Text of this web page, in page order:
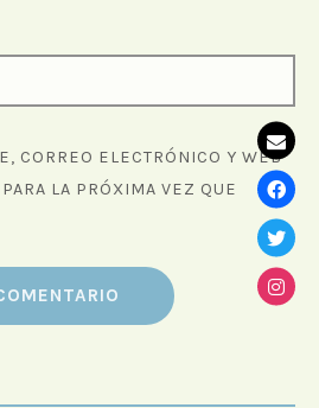
CORREO ELECTRÓNICO Y WEB
LA PRÓXIMA VEZ QUE